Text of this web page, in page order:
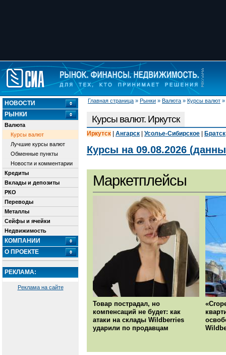
Главная страница » Рынки » Валюта » Курсы валют »
НОВОСТИ
РЫНКИ
Валюта
Курсы валют
Лучшие курсы валют
Обменные пункты
Новости и комментарии
Кредиты
Вклады и депозиты
РКО
Переводы
Металлы
Сейфы и ячейки
Недвижимость
КОМПАНИИ
О ПРОЕКТЕ
РЕКЛАМА:
Реклама на сайте
Курсы валют. Иркутск
Иркутск Ангарск Усолье-Сибирское Братск
Курсы на 09.08.2026
Маркетплейсы
Товар пострадал, но
компенсаций не будет: как
атаки на склады Wildberries
ударили по продавцам